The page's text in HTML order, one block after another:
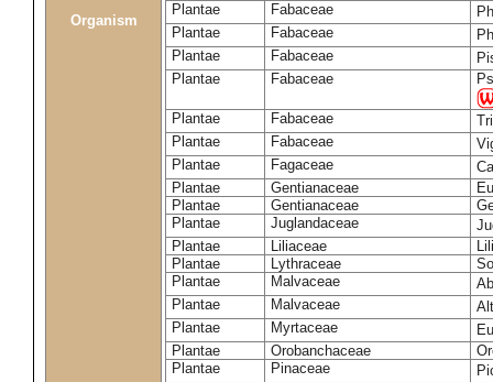
Organism
Plantae
Fabaceae
Plantae
Fabaceae
Plantae
Fabaceae
Plantae
Fabaceae
Plantae Fabaceae
Plantae
Fabaceae
Plantae
Fagaceae
Plantae
Gentianaceae
Plantae
Gentianaceae
Plantae
Juglandaceae
Plantae
Liliaceae
Plantae
Lythraceae
Plantae
Malvaceae
Plantae
Malvaceae
Plantae
Myrtaceae
Plantae
Orobanchaceae
Plantae
Pinaceae